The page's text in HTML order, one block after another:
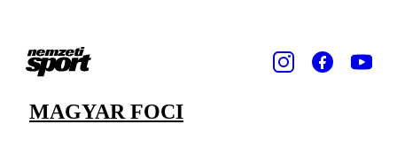
MAGYAR FOCI